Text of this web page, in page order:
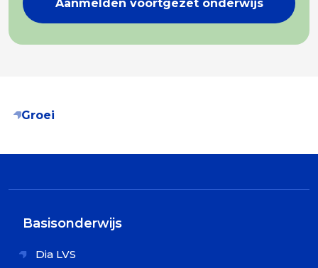
Aanmelden voortgezet onderwijs
Groei
Basisonderwijs
Dia LVS